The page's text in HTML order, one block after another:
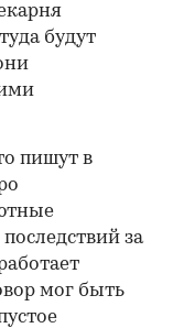
будут
пишут в
за
мог быть